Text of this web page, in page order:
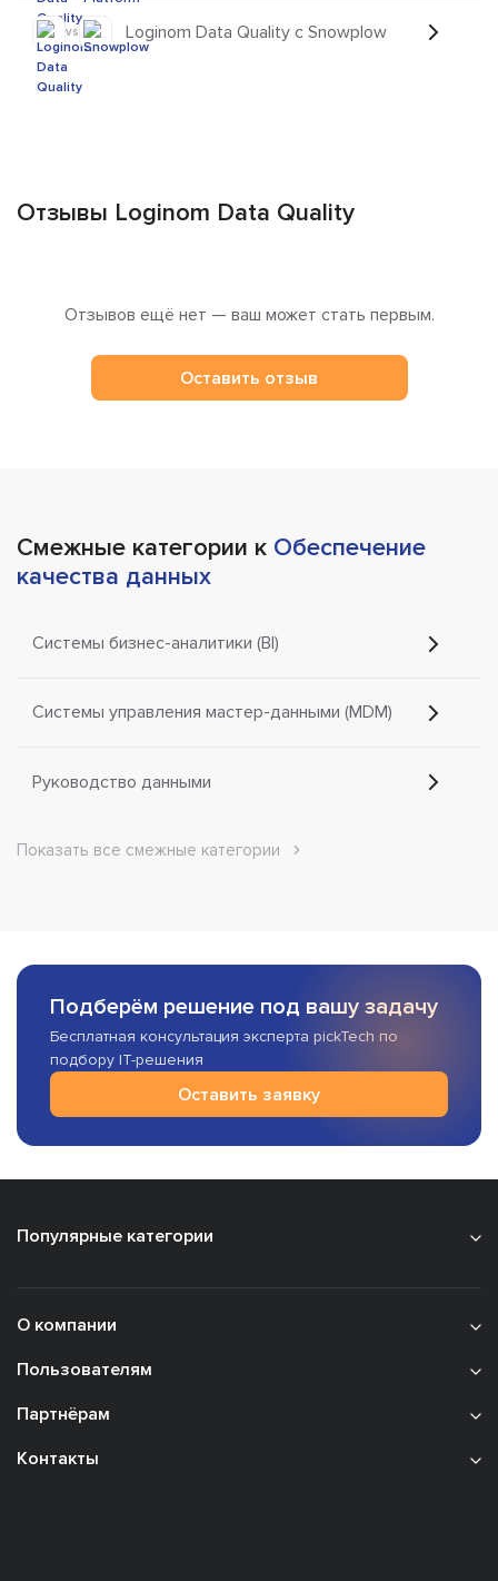
vs Loginom Data Quality с Snowplow
Отзывы Loginom Data Quality
Отзывов ещё нет — ваш может стать первым.
Оставить отзыв
Смежные категории к Обеспечение
качества данных
Системы бизнес-аналитики (BI)
Системы управления мастер-данными (MDM)
Руководство данными
Показать все смежные категории
Подберём решение под вашу задачу
Бесплатная консультация эксперта pickTech по
подбору IT-решения
Оставить заявку
Популярные категории
О компании
Пользователям
Партнёрам
Контакты